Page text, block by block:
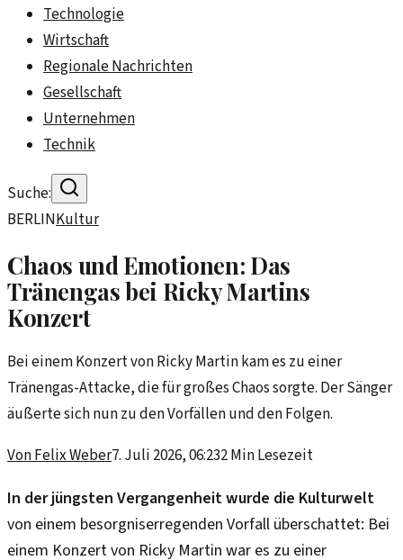
Technologie
Wirtschaft
Regionale Nachrichten
Gesellschaft
Unternehmen
Technik
Suche:
BERLINKultur
Chaos und Emotionen: Das
Tränengas bei Ricky Martins
Konzert
Bei einem Konzert von Ricky Martin kam es zu einer
Tränengas-Attacke, die für großes Chaos sorgte. Der Sänger
äußerte sich nun zu den Vorfällen und den Folgen.
VonFelix Weber7. Juli 2026, 06:232Min Lesezeit
In der jüngsten Vergangenheit wurde die Kulturwelt
von einem besorgniserregenden Vorfall überschattet: Bei
einem Konzert von Ricky Martin war es zu einer